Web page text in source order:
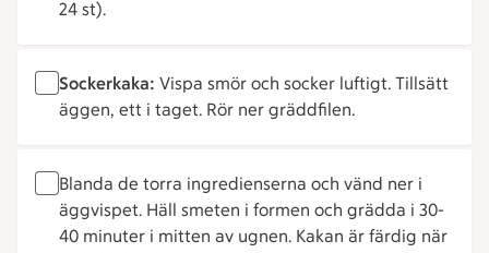
24 st).
Sockerkaka: Vispa smör och socker luftigt. Tillsätt
äggen, ett i taget. Rör ner gräddfilen.
Blanda de torra ingredienserna och vänd ner i
äggvispet. Häll smeten i formen och grädda i 30-
40 minuter i mitten av ugnen. Kakan är färdig när